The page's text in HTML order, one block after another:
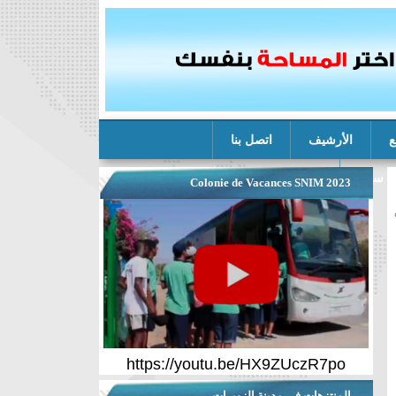
الأرشيف اتصل بنا
سنيم Colonie de Vacances SNIM 2023
https://youtu.be/HX9ZUczR7po